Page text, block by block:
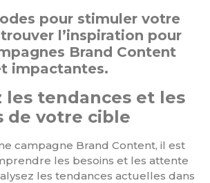
pour stimuler votre
l’inspiration pour
Brand Content
impactantes.
les tendances et les
de votre cible
campagne Brand Content, il est
les besoins et les attente
les tendances actuelles dans